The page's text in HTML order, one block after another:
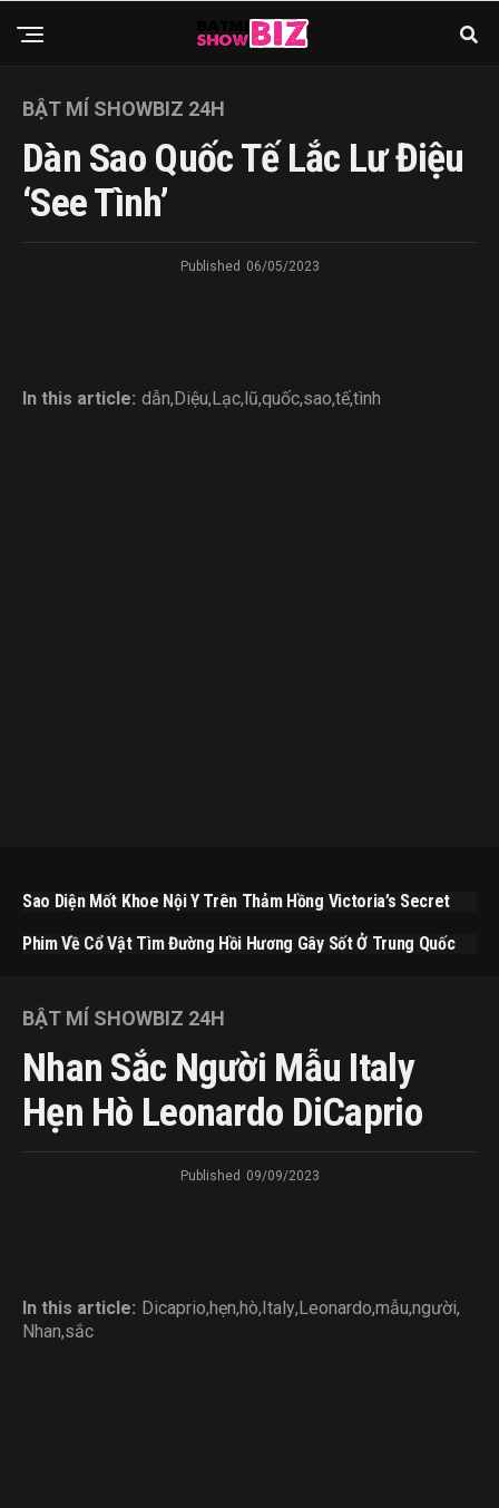
BẬT MÍ SHOWBIZ 24H
Dàn Sao Quốc Tế Lắc Lư Điệu
‘See Tình’
Published 06/05/2023
In this article: dẫn,Diệu,Lạc,lũ,quốc,sao,tế,tình
Sao Diện Mốt Khoe Nội Y Trên Thảm Hồng Victoria’s Secret
Phim Về Cổ Vật Tìm Đường Hồi Hương Gây Sốt Ở Trung Quốc
BẬT MÍ SHOWBIZ 24H
Nhan Sắc Người Mẫu Italy
Hẹn Hò Leonardo DiCaprio
Published 09/09/2023
In this article: Dicaprio,hẹn,hò,Italy,Leonardo,mẫu,người,
Nhan,sắc